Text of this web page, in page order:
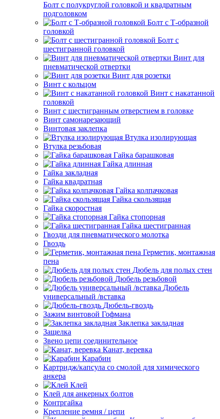
Болт с полукруглой головкой и квадратным
подголовком
Болт с Т-образной
головкой
Болт с
шестигранной головкой
Винт для
пневматической отвертки
Винт для розетки
Винт с кольцом
Винт с накатанной
головкой
Винт с шестигранным отверстием в головке
Винт самонарезающий
Винтовая заклепка
Втулка изолирующая
Втулка резьбовая
Гайка барашковая
Гайка длинная
Гайка закладная
Гайка квадратная
Гайка колпачковая
Гайка скользящая
Гайка скоростная
Гайка стопорная
Гайка шестигранная
Гвозди для пневматического молотка
Гвоздь
Герметик, монтажная
пена
Дюбель для полых стен
Дюбель резьбовой
Дюбель
универсальный /вставка
Дюбель-гвоздь
Зажим винтовой Гофмана
Заклепка закладная
Защелка
Звено цепи соединительное
Канат, веревка
Карабин
Картридж/капсула со смолой для химического
анкера
Клей
Клей для анкерных болтов
Контргайка
Крепление ремня / цепи